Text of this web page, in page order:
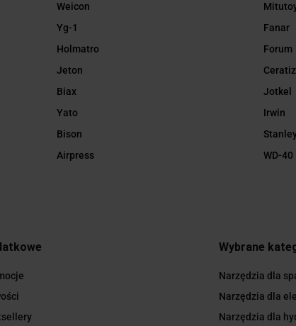
Weicon
Yg-1
Holmatro
Jeton
Biax
Yato
Bison
Airpress
Fanar
Forum
Jotkel
Irwin
WD-40
Wybrane
Narzędzia dla
Narzędzia dla
Narzędzia dla